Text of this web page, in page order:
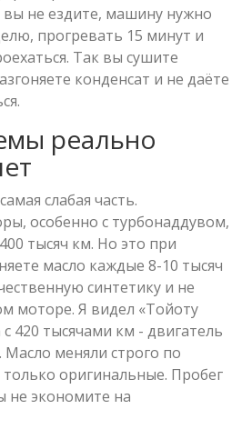
вы не ездите, машину нужно
прогревать 15 минут и
Так вы сушите
конденсат и не даёте
реально
слабая часть.
особенно с турбонаддувом,
тысяч км. Но это при
масло каждые 8-10 тысяч
синтетику и не
моторе. Я видел «Тойоту
420 тысячами км - двигатель
меняли строго по
оригинальные. Пробег
не экономите на